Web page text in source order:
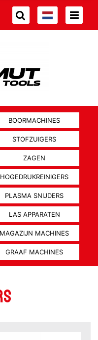
BOORMACHINES
STOFZUIGERS
ZAGEN
HOGEDRUKREINIGERS
PLASMA SNIJDERS
LAS APPARATEN
MAGAZIJN MACHINES
GRAAF MACHINES